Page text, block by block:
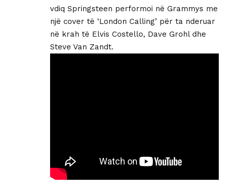
vdiq Springsteen performoi në Grammys me
një cover të ‘London Calling’ për ta nderuar
në krah të Elvis Costello, Dave Grohl dhe
Steve Van Zandt.